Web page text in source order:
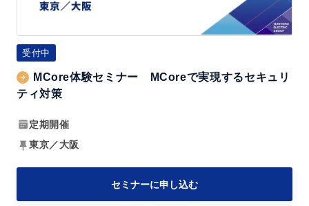
V
o
l.
3
功
ミ
ナ
ー
C
o
で
受付中
MCore体験セミナー MCoreで実現するセキュリ
ティ対策
定期開催
東京／大阪
セミナーに申し込む